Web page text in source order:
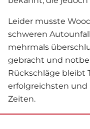
Leider musste
schweren
mehrmals
gebracht und
Rückschläge bleibt
erfolgreichsten und
Zeiten.